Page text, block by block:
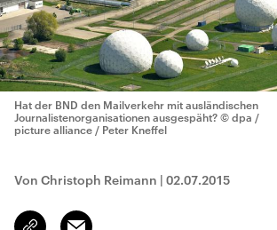
Hat der BND den Mailverkehr mit ausländischen
Journalistenorganisationen ausgespäht? © dpa /
picture alliance / Peter Kneffel
Von Christoph Reimann | 02.07.2015
Link
Email